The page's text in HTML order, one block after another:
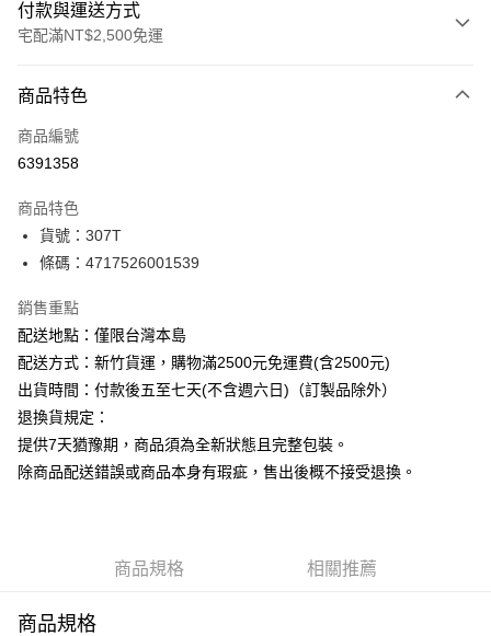
付款與運送方式
宅配滿NT$2,500免運
信用卡一次付款
Apple Pay
悠遊付
ATM付款
運送方式
下單前請先詢問庫存
每筆NT$130，滿NT$2,500(含以上)免運費
商品特色
商品編號
6391358
商品特色
貨號：307T
條碼：4717526001539
銷售重點
配送地點：僅限台灣本島
配送方式：新竹貨運，購物滿2500元免運費(含2500元)
出貨時間：付款後五至七天(不含週六日)（訂製品除外）
退換貨規定：
提供7天猶豫期，商品須為全新狀態且完整包裝。
除商品配送錯誤或商品本身有瑕疵，售出後概不接受退換。
商品規格 相關推薦
商品規格